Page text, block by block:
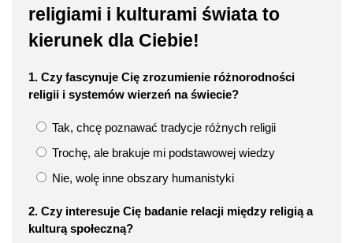
religiami i kulturami świata to
kierunek dla Ciebie!
1. Czy fascynuje Cię zrozumienie różnorodności
religii i systemów wierzeń na świecie?
Tak, chcę poznawać tradycje różnych religii
Trochę, ale brakuje mi podstawowej wiedzy
Nie, wolę inne obszary humanistyki
2. Czy interesuje Cię badanie relacji między religią a
kulturą społeczną?